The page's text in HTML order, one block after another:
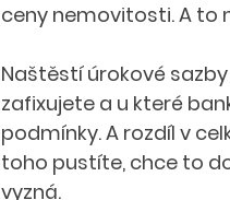
ceny nemovitosti. A to
Naštěstí úrokové
zafixujete a u které
podmínky. A rozdíl v
toho pustíte, chce to
vyzná.